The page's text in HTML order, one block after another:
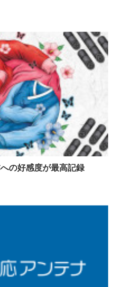
の好感度が最高記録